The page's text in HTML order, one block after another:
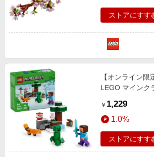
ストアにすす
【オンライン限
LEGO マインク
もちゃ 玩具 プ
歳 7歳 8歳
￥ 1,229
1.0%
ストアにすす